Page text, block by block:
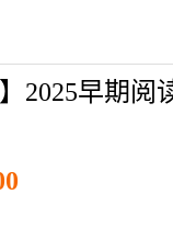
】2025早期阅